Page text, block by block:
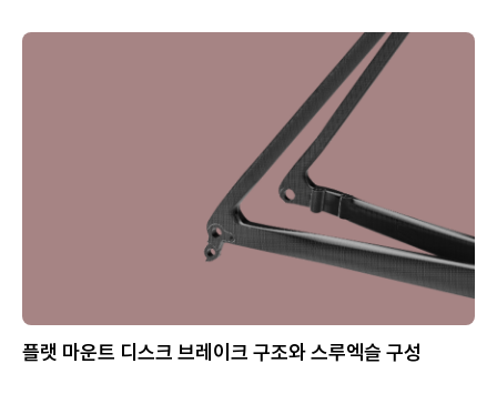
플랫 마운트 디스크 브레이크 구조와 스루엑슬 구성